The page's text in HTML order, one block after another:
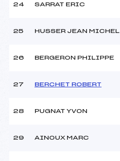
24 SARRAT ERIC
25 HUSSER JEAN MICHEL
26 BERGERON PHILIPPE
27 BERCHET ROBERT
28 PUGNAT YVON
29 AINOUX MARC